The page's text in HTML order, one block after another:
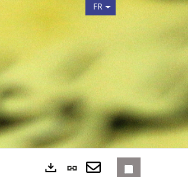
FR
Lien